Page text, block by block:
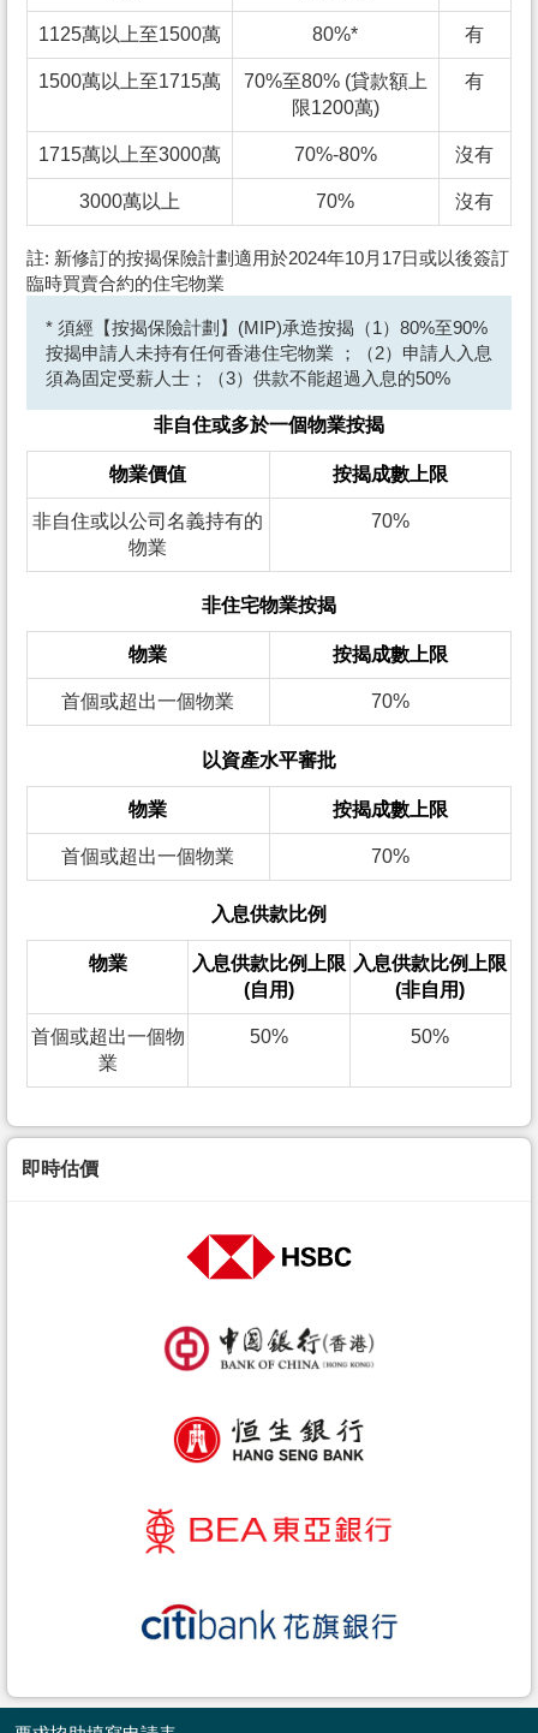
1125萬以上至1500萬 80%* 有
1500萬以上至1715萬
70%至80% (貸款額上
限1200萬)
有
1715萬以上至3000萬 70%-80% 沒有
3000萬以上 70% 沒有
註: 新修訂的按揭保險計劃適用於2024年10月17日或以後簽訂
臨時買賣合約的住宅物業
* 須經【按揭保險計劃】(MIP)承造按揭（1）80%至90%
按揭申請人未持有任何香港住宅物業 ；（2）申請人入息
須為固定受薪人士；（3）供款不能超過入息的50%
非自住或多於一個物業按揭
物業價值 按揭成數上限
非自住或以公司名義持有的
物業
70%
非住宅物業按揭
物業 按揭成數上限
首個或超出一個物業 70%
以資產水平審批
物業 按揭成數上限
首個或超出一個物業 70%
入息供款比例
物業
入息供款比例上限
(自用)
入息供款比例上限
(非自用)
首個或超出一個物
業
50% 50%
即時估價